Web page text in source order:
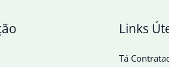
Links
Tá